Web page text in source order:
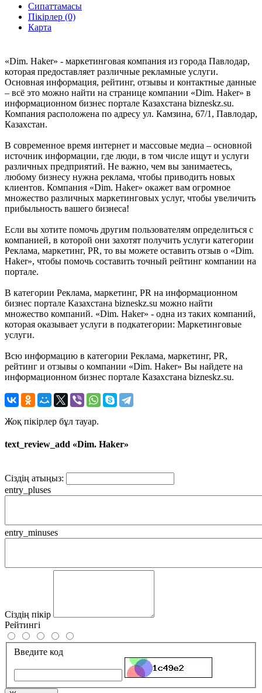
Сипаттамасы
Пікірлер (0)
Карта
«Dim. Haker» - маркетинговая компания из города Павлодар,
которая предоставляет различные рекламные услуги.
Основная информация, рейтинг, отзывы и контактные данные
– всё это можно найти на странице компании «Dim. Haker» в
информационном бизнес портале Казахстана bizneskz.su.
Компания расположена по адресу ул. Камзина, 67/1, Павлодар,
Казахстан.
В современное время интернет и массовые медиа – основной
источник информации, где люди, в том числе ищут и услуги
различных предприятий. Не важно, чем вы занимаетесь,
любому бизнесу нужна реклама, чтобы приводить новых
клиентов. Компания «Dim. Haker» окажет вам огромное
множество различных маркетинговых услуг, чтобы увеличить
прибыльность вашего бизнеса!
Если вы хотите помочь другим пользователям определиться с
компанией, в которой они захотят получить услуги категории
Реклама, маркетинг, PR, то вы можете оставить отзыв о «Dim.
Haker», чтобы помочь составить точный рейтинг компании на
портале.
В категории Реклама, маркетинг, PR на информационном
бизнес портале Казахстана bizneskz.su можно найти
множество компаний. «Dim. Haker» - одна из таких компаний,
которая оказывает услуги в подкатегории: Маркетинговые
услуги.
Всю информацию в категории Реклама, маркетинг, PR,
рейтинг и отзывы о компании «Dim. Haker» Вы найдете на
информационном бизнес портале Казахстана bizneskz.su.
Жоқ пікірлер бұл тауар.
text_review_add «Dim. Haker»
Сіздің атыңыз:
entry_pluses
entry_minuses
Сіздің пікір
Рейтингі
Введите код